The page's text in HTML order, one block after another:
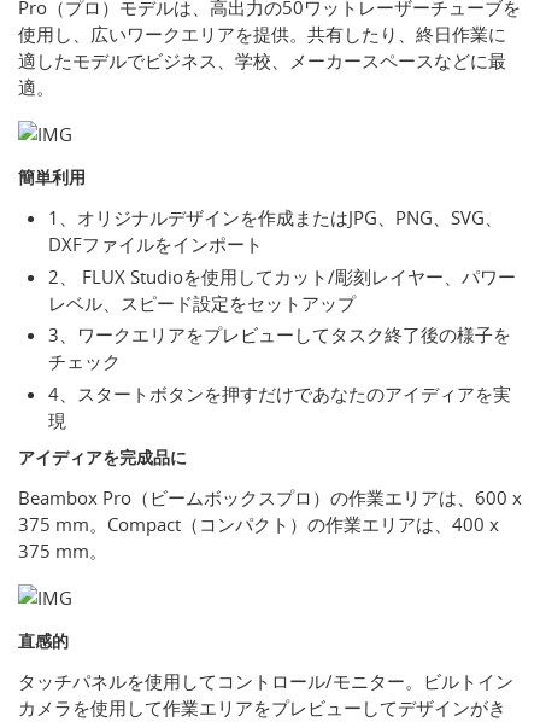
Pro（プロ）モデルは、高出力の50ワットレーザーチューブを
使用し、広いワークエリアを提供。共有したり、終日作業に
適したモデルでビジネス、学校、メーカースペースなどに最
適。
簡単利用
1、オリジナルデザインを作成またはJPG、PNG、SVG、
DXFファイルをインポート
2、 FLUX Studioを使用してカット/彫刻レイヤー、パワー
レベル、スピード設定をセットアップ
3、ワークエリアをプレビューしてタスク終了後の様子を
チェック
4、スタートボタンを押すだけであなたのアイディアを実
現
アイディアを完成品に
Beambox Pro（ビームボックスプロ）の作業エリアは、600 x
375 mm。Compact（コンパクト）の作業エリアは、400 x
375 mm。
直感的
タッチパネルを使用してコントロール/モニター。ビルトイン
カメラを使用して作業エリアをプレビューしてデザインがき